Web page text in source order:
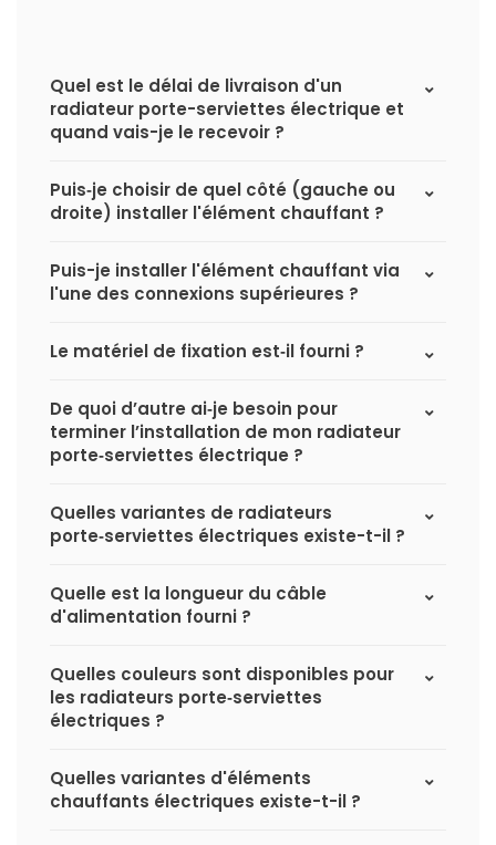
Quel est le délai de livraison d'un
radiateur porte-serviettes électrique et
quand vais-je le recevoir ?
Puis‑je choisir de quel côté (gauche ou
droite) installer l'élément chauffant ?
Puis-je installer l'élément chauffant via
l'une des connexions supérieures ?
Le matériel de fixation est‑il fourni ?
De quoi d’autre ai‑je besoin pour
terminer l’installation de mon radiateur
porte‑serviettes électrique ?
Quelles variantes de radiateurs
porte‑serviettes électriques existe-t-il ?
Quelle est la longueur du câble
d'alimentation fourni ?
Quelles couleurs sont disponibles pour
les radiateurs porte‑serviettes
électriques ?
Quelles variantes d'éléments
chauffants électriques existe-t-il ?